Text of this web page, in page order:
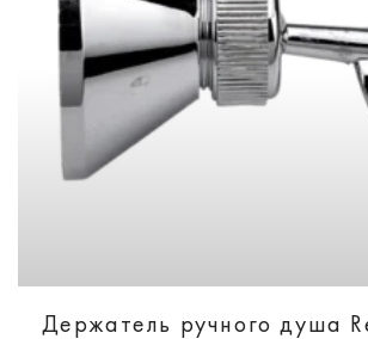
Держатель ручного душа